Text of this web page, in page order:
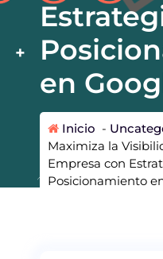
en
Inicio -
Maximiza la
Empresa con
Posicionamiento